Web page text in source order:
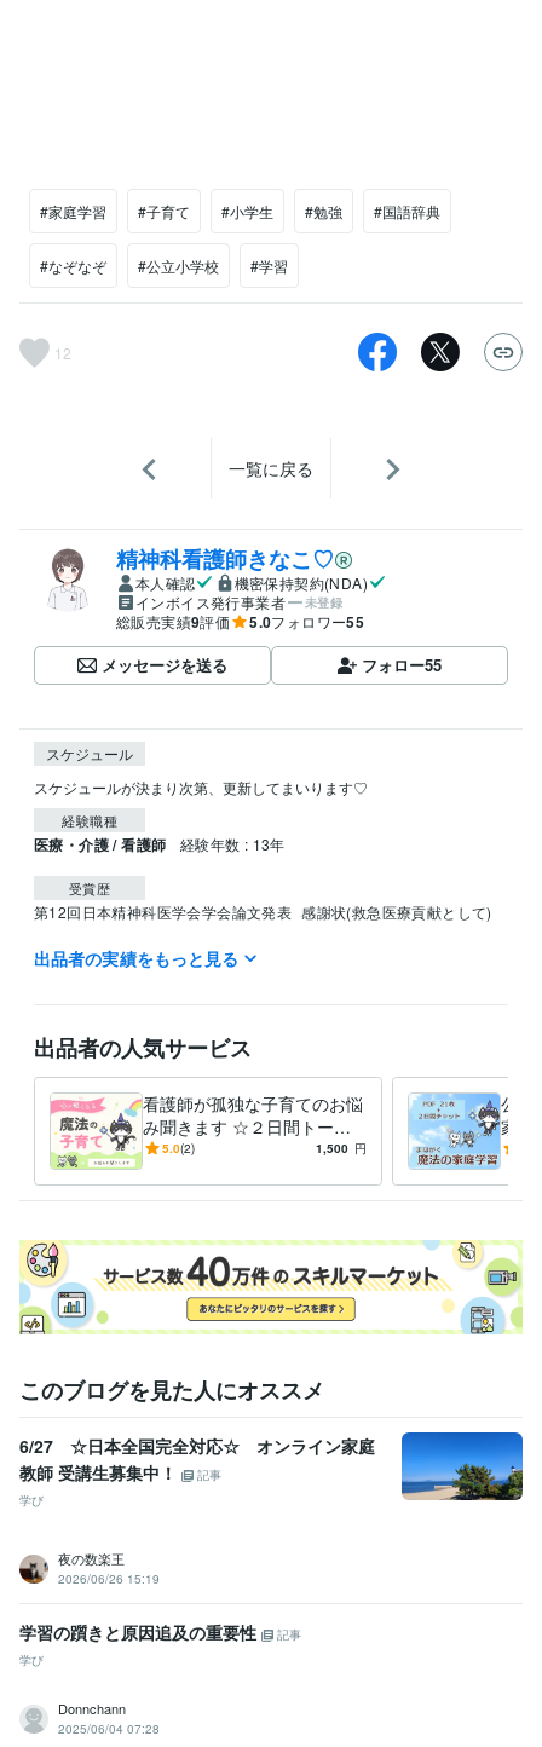
#家庭学習 #子育て #小学生 #勉強 #国語辞典
#なぞなぞ #公立小学校 #学習
12
一覧に戻る
精神科看護師きなこ♡
本人確認
機密保持契約(NDA)
インボイス発行事業者
未登録
総販売実績9評価 5.0フォロワー55
メッセージを送る フォロー55
スケジュール
スケジュールが決まり次第、更新してまいります♡
経験職種
医療・介護 / 看護師 経験年数 : 13年
受賞歴
第12回日本精神科医学会学会論文発表 感謝状(救急医療貢献として)
資格・検定
学習指導・資格・キャリア相談
教育、学習、子育て 悩み、秘密、孤独 公立小学校 メンタル
オンラインレッスン・習い事 傾聴スキル
医療・福祉・教育・介
出品者の実績をもっと見る
出品者の人気サービス
看護師が孤独な子育てのお悩
み聞きます ☆２日間トーク
ルームでのご相談☆
5.0(2) 1,500 円
公立
家庭
このブログを見た人にオススメ
6/27 ☆日本全国完全対応☆ オンライン家庭
教師 受講生募集中！
記事
学び
夜の数楽王
2026/06/26 15:19
学習の躓きと原因追及の重要性
記事
学び
Donnchann
2025/06/04 07:28